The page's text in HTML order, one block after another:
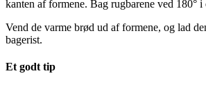
kanten af formene. Bag rugbarene ved 180° i
Vend de varme brød ud af formene, og lad
bagerist.
Et godt tip